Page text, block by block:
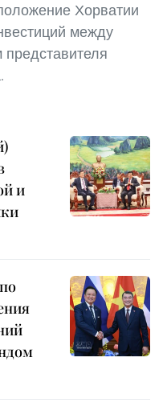
Хорватии
между
и